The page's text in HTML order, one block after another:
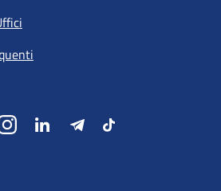
InstagramLinkedIn TelegramTiktok